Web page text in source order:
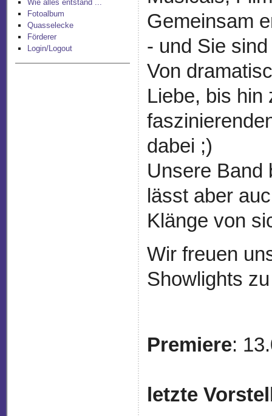
Wie alles entstand ...
Fotoalbum
Quasselecke
Förderer
Login/Logout
Gemeinsam
- und Sie
Von
Liebe, bis hin
dabei ;)
Unsere Band
lässt aber
Klänge von
Wir freuen
Showlights
Premiere:
letzte